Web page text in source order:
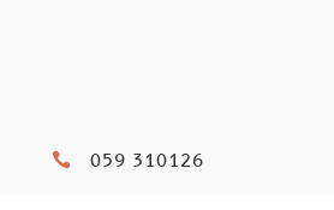
 059 310126